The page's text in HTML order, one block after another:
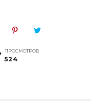
ПРОСМОТРОВ
524